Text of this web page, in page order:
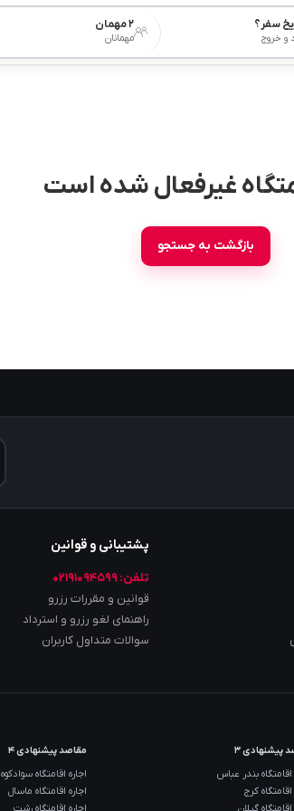
سفر؟
و خروج
۲ مهمان
مهمانان
غیرفعال شده است
بازگشت به جستجو
پشتیبانی و قوانین
تلفن: ۰۲۱۹۱۰۹۴۵۹۹
قوانین و مقررات رزرو
راهنمای لغو رزرو و استرداد
سوالات متداول کاربران
پیشنهادی ۳
اقامتگاه بندر عباس
اقامتگاه کرج
اقامتگاه گیلان
مقاصد پیشنهادی ۴
اجاره اقامتگاه سوادکوه
اجاره اقامتگاه ماسال
اجاره اقامتگاه رشت